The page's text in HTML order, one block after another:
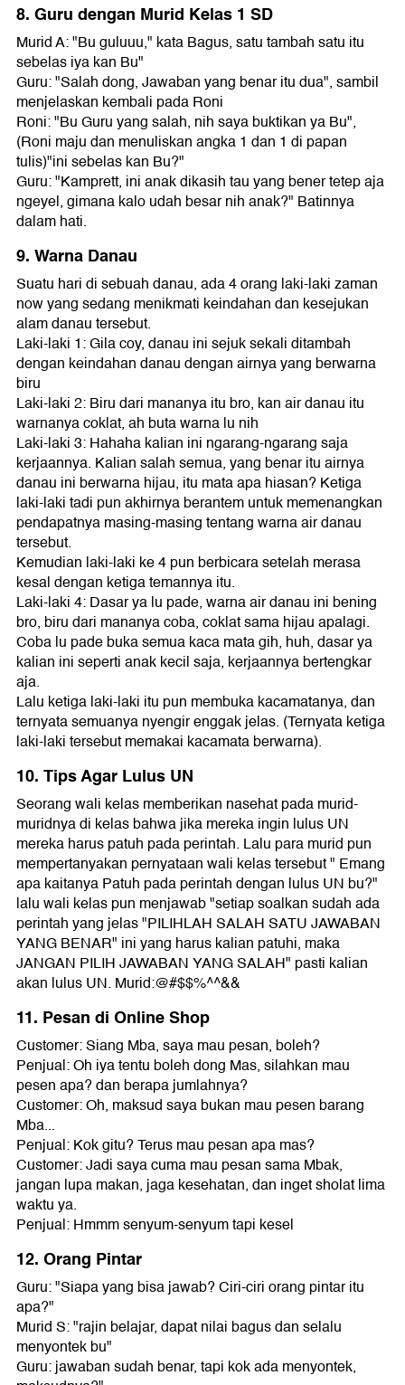
8. Guru dengan Murid Kelas 1 SD
Murid A: "Bu guluuu," kata Bagus, satu tambah satu itu
sebelas iya kan Bu"
Guru: "Salah dong, Jawaban yang benar itu dua", sambil
menjelaskan kembali pada Roni
Roni: "Bu Guru yang salah, nih saya buktikan ya Bu",
(Roni maju dan menuliskan angka 1 dan 1 di papan
tulis)"ini sebelas kan Bu?"
Guru: "Kamprett, ini anak dikasih tau yang bener tetep aja
ngeyel, gimana kalo udah besar nih anak?" Batinnya
dalam hati.
9. Warna Danau
Suatu hari di sebuah danau, ada 4 orang laki-laki zaman
now yang sedang menikmati keindahan dan kesejukan
alam danau tersebut.
Laki-laki 1: Gila coy, danau ini sejuk sekali ditambah
dengan keindahan danau dengan airnya yang berwarna
biru
Laki-laki 2: Biru dari mananya itu bro, kan air danau itu
warnanya coklat, ah buta warna lu nih
Laki-laki 3: Hahaha kalian ini ngarang-ngarang saja
kerjaannya. Kalian salah semua, yang benar itu airnya
danau ini berwarna hijau, itu mata apa hiasan? Ketiga
laki-laki tadi pun akhirnya berantem untuk memenangkan
pendapatnya masing-masing tentang warna air danau
tersebut.
Kemudian laki-laki ke 4 pun berbicara setelah merasa
kesal dengan ketiga temannya itu.
Laki-laki 4: Dasar ya lu pade, warna air danau ini bening
bro, biru dari mananya coba, coklat sama hijau apalagi.
Coba lu pade buka semua kaca mata gih, huh, dasar ya
kalian ini seperti anak kecil saja, kerjaannya bertengkar
aja.
Lalu ketiga laki-laki itu pun membuka kacamatanya, dan
ternyata semuanya nyengir enggak jelas. (Ternyata ketiga
laki-laki tersebut memakai kacamata berwarna).
10. Tips Agar Lulus UN
Seorang wali kelas memberikan nasehat pada murid-
muridnya di kelas bahwa jika mereka ingin lulus UN
mereka harus patuh pada perintah. Lalu para murid pun
mempertanyakan pernyataan wali kelas tersebut " Emang
apa kaitanya Patuh pada perintah dengan lulus UN bu?"
lalu wali kelas pun menjawab "setiap soalkan sudah ada
perintah yang jelas "PILIHLAH SALAH SATU JAWABAN
YANG BENAR" ini yang harus kalian patuhi, maka
JANGAN PILIH JAWABAN YANG SALAH" pasti kalian
akan lulus UN. Murid:@#$$%^^&&
11. Pesan di Online Shop
Customer: Siang Mba, saya mau pesan, boleh?
Penjual: Oh iya tentu boleh dong Mas, silahkan mau
pesen apa? dan berapa jumlahnya?
Customer: Oh, maksud saya bukan mau pesen barang
Mba...
Penjual: Kok gitu? Terus mau pesan apa mas?
Customer: Jadi saya cuma mau pesan sama Mbak,
jangan lupa makan, jaga kesehatan, dan inget sholat lima
waktu ya.
Penjual: Hmmm senyum-senyum tapi kesel
12. Orang Pintar
Guru: "Siapa yang bisa jawab? Ciri-ciri orang pintar itu
apa?"
Murid S: "rajin belajar, dapat nilai bagus dan selalu
menyontek bu"
Guru: jawaban sudah benar, tapi kok ada menyontek,